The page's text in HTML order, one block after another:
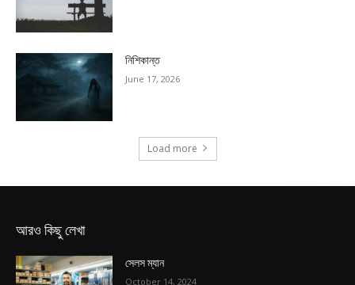
নিশিকান্ত
June 17, 2026
Load more
আরও কিছু লেখা
সেলস ম্যান
October 14, 2024